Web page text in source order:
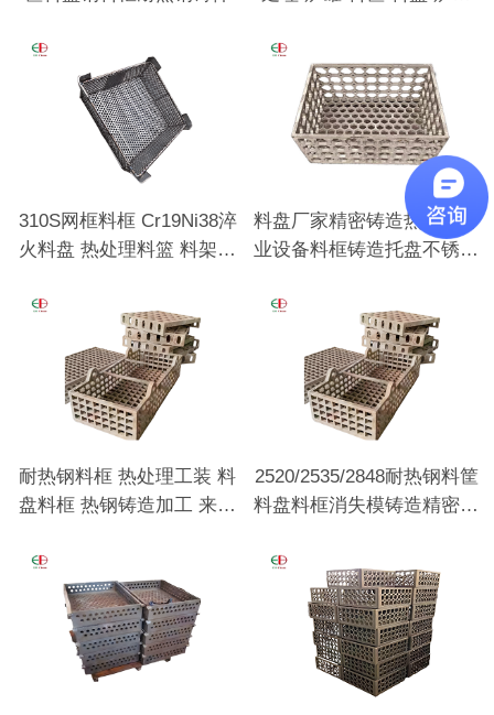
310S网框料框 Cr19Ni38淬
火料盘 热处理料篮 料架工
料盘厂家精密铸造热处理行
业设备料框铸造托盘不锈钢
耐热钢料框 热处理工装 料
盘料框 热钢铸造加工 来图
2520/2535/2848耐热钢料筐
料盘料框消失模铸造精密铸